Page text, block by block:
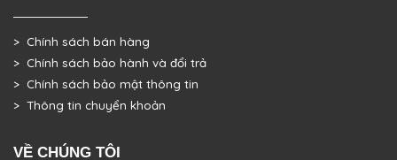
> Chính sách bán hàng
> Chính sách bảo hành và đổi trả
> Chính sách bảo mật thông tin
> Thông tin chuyển khoản
VỀ CHÚNG TÔI